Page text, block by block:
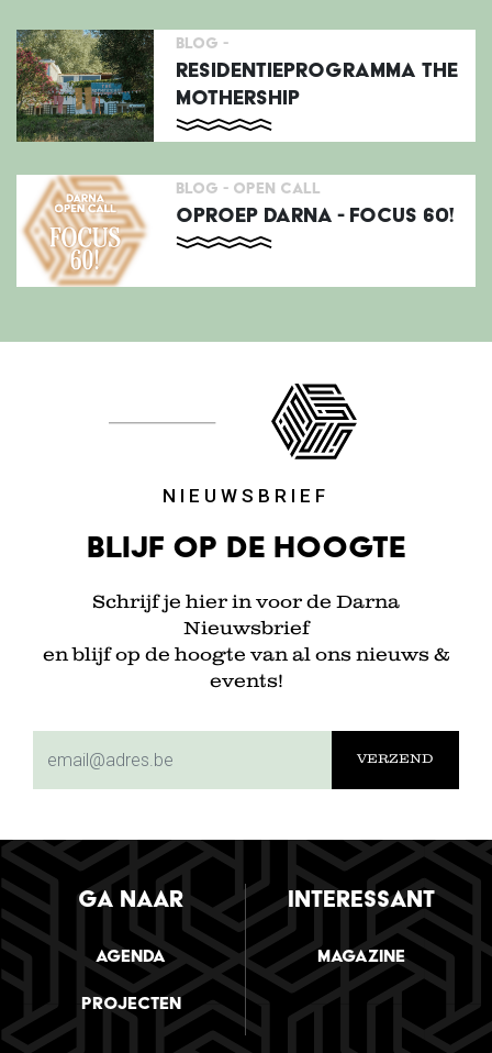
BLOG -
RESIDENTIEPROGRAMMA THE
MOTHERSHIP
BLOG - OPEN CALL
OPROEP DARNA - FOCUS 60!
NIEUWSBRIEF
Blijf op de hoogte
Schrijf je hier in voor de Darna
Nieuwsbrief
en blijf op de hoogte van al ons nieuws &
events!
GA NAAR
Agenda
Projecten
INTERESSANT
Magazine